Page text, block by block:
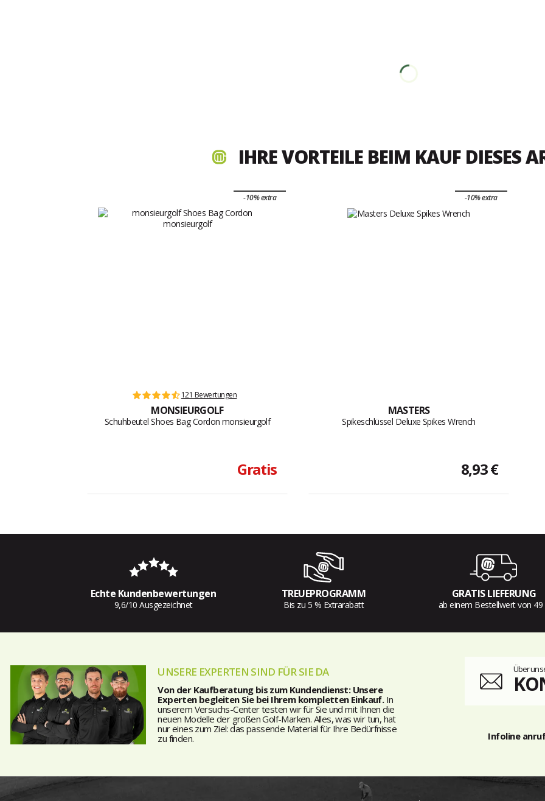
IHRE VORTEILE BEIM KAUF DIESES
-10% extra
121 Bewertungen
MONSIEURGOLF
Schuhbeutel Shoes Bag Cordon monsieurgolf
Gratis
-10% extra
MASTERS
Spikeschlüssel Deluxe Spikes Wrench
8,93 €
Echte Kundenbewertungen
9,6/10 Ausgezeichnet
TREUEPROGRAMM
Bis zu 5 % Extrarabatt
GRATIS LIEFERUNG
ab einem Bestellwert von 49
UNSERE EXPERTEN SIND FÜR SIE DA
Von der Kaufberatung bis zum Kundendienst: Unsere
Experten begleiten Sie bei Ihrem kompletten Einkauf.In
unserem Versuchs-Center testen wir für Sie und mit Ihnen die
neuen Modelle der großen Golf-Marken. Alles, was wir tun, hat
nur eines zum Ziel: das passende Material für Ihre Bedürfnisse
zu finden.
Über
Infoline